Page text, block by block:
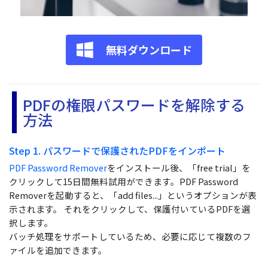
PDF 印刷
PDF 翻訳
AI ツール
お問い合わせ
050-3066-4378
月~金 10:00-13:00 / 15:00-19:30
私たちをフォロー
無料ダウンロード
PDFの権限パスワードを解除する
方法
Step 1. パスワードで保護されたPDFをインポート
PDF Password Removerをインストール後、「free trial」を
クリックして15日間無料試用ができます。PDF Password
Removerを起動すると、「add files...」というオプションが表
示されます。 それをクリックして、保護付いているPDFを選
択します。
バッチ処理をサポートしているため、必要に応じて複数のフ
ァイルを追加できます。